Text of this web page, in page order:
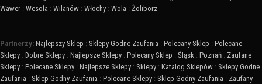
Wawer : Wesoła : Wilanów : Włochy : Wola : Żoliborz
Partnerzy: Najlepszy Sklep : Sklepy Godne Zaufania : Polecany Sklep : Polecane
Sklepy : Dobre Sklepy : Najlepsze Sklepy : Polecany Sklep : Śląsk : Poznań : Zaufane
Sklepy : Polecane Sklepy : Najlepsze Sklepy : Sklepy : Katalog Sklepów : Sklepy Godne
Zaufania : Sklep Godny Zaufania : Polecane Sklepy : Sklep Godny Zaufania : Zaufany